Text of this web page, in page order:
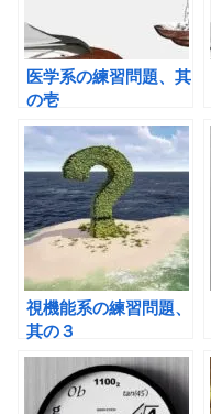
医学系の練習問題、其
の壱
視機能系の練習問題、
其の３